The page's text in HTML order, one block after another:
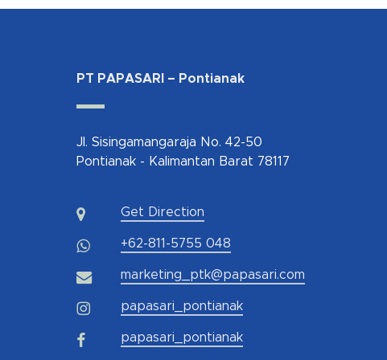
PT PAPASARI – Pontianak
Jl. Sisingamangaraja No. 42-50
Pontianak - Kalimantan Barat 78117
Get Direction
+62-811-5755 048
marketing_ptk@papasari.com
papasari_pontianak
papasari_pontianak